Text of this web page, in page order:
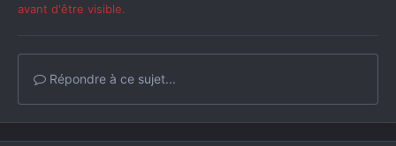
avant d'être visible.
Répondre à ce sujet...